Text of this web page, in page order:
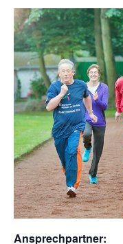
Ansprechpartner: